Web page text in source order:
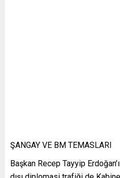
ŞANGAY VE BM TEMASLARI
Başkan Recep Tayyip